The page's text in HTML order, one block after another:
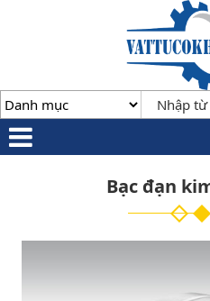
Bạc đạn
076
463